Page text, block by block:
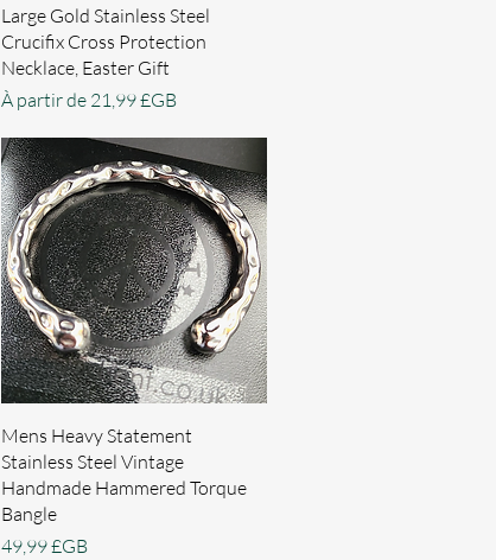
Aperçu rapide
Large Gold Stainless Steel
Crucifix Cross Protection
Necklace, Easter Gift
À partir de 21,99 £GB
Prix promotionnel
Aperçu rapide
Mens Heavy Statement
Stainless Steel Vintage
Handmade Hammered Torque
Bangle
Prix
49,99 £GB